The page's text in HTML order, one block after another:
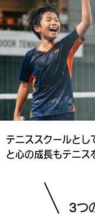
テニススクールとし
と心の成長もテニス
3つ